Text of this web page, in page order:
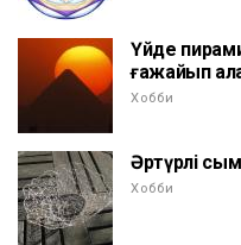
Үйде
ғажайып
Хобби
Әртүрлі
Хобби